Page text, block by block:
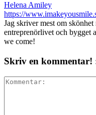
Helena Amiley
https://
Jag skriver mest om
entreprenörlivet och bygget
we come!
Skriv en kommentar!